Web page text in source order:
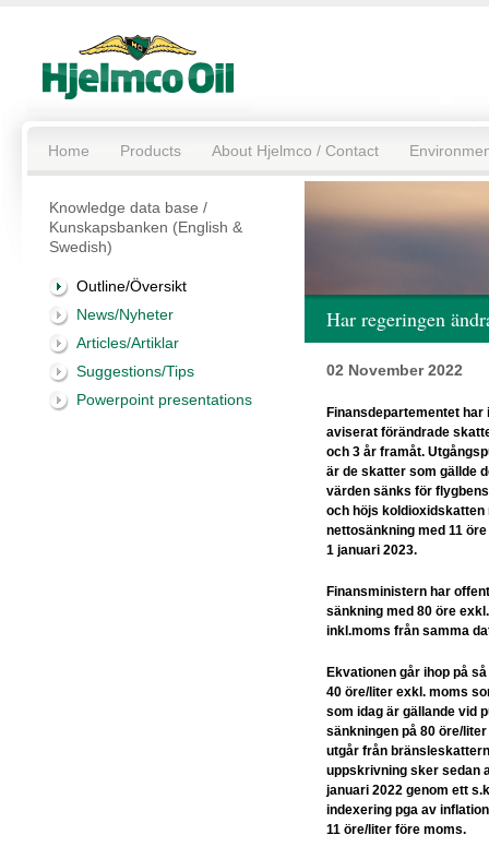
Home Products About Hjelmco / Contact
Knowledge data base /
Kunskapsbanken (English &
Swedish)
Outline/Översikt
News/Nyheter
Articles/Artiklar
Suggestions/Tips
Powerpoint presentations
Har regeringen
02 November 2022
Finansdepartementet har
aviserat förändrade
och 3 år framåt.
är de skatter som gällde
värden sänks för
och höjs koldioxidskatten
nettosänkning med 11
1 januari 2023.
Finansministern har
sänkning med 80 öre
inkl.moms från samma
Ekvationen går ihop på
40 öre/liter exkl. moms
som idag är gällande vid
sänkningen på 80 öre/
utgår från
uppskrivning sker sedan
januari 2022 genom ett
indexering pga av
11 öre/liter före moms.